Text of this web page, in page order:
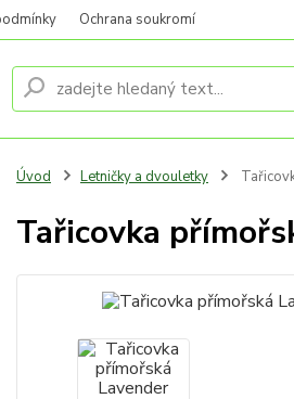
Ochrana soukromí
Úvod Letničky a dvouletky
Tařicovka